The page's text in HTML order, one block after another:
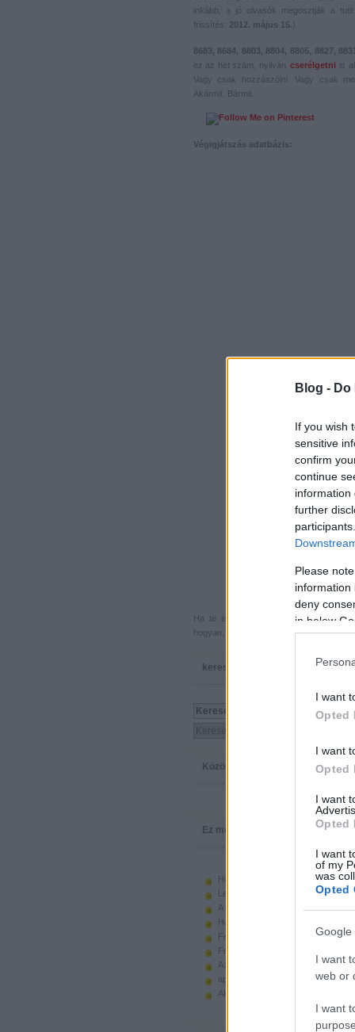
Blog -
If you wish
sensitive
confirm
continue
information
further
Please
information
deny
in below
I want
Opted
I want
Opted
I want
Opted
I want
of my
was
Opted
Google
I want
web or
I want
inkább, a jó olvasók megosztják a
frissítés: 2012. május 15.)
8683, 8684, 8803, 8804, 8805, 8827, 8831
ez az hét szám, nyilván
cserélgetni
is
Vagy csak hozzászólni. Vagy csak
Akármit. Bármit.
Végigjátszás adatbázis:
Ha te is küldenél egy végigjátszást,
hogyan, hova, mikor, kivel és miért,
keresés
Közösség
Ez megy
Hiányzó elemek beszerzése
Legoland Németország 2010
A kastélyok képes története
Használt legót piacról
Feltörjük a legó ugart
Fehérítsd ki!
Az Indiana Jones készletek
apró. hirdetés.
Akciók, újdonságok a polcon,